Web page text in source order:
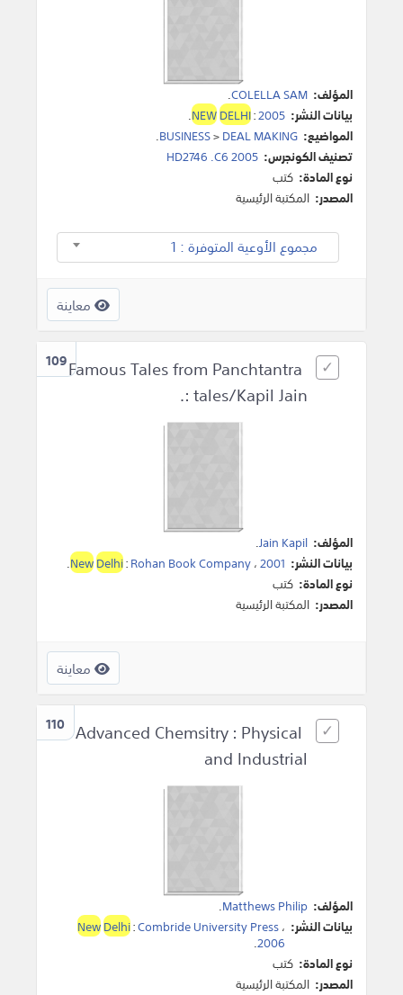
المؤلف: COLELLA SAM
.
بيانات النشر:
NEWDELHI:2005
.
المواضيع:
BUSINESS>DEAL MAKING
.
تصنيف الكونجرس: HD2746 .C6 2005
نوع المادة: كتب
المصدر: المكتبة الرئيسية
مجموع الأوعية المتوفرة : 1
معاينة
109Famous Tales from Panchtantra
: tales/Kapil Jain.
المؤلف: Jain Kapil
.
بيانات النشر:
NewDelhi:Rohan Book Company،2001
.
نوع المادة: كتب
المصدر: المكتبة الرئيسية
معاينة
110 Advanced Chemsitry : Physical
and Industrial
المؤلف: Matthews Philip
.
بيانات النشر:
NewDelhi:Combride University Press،
2006
.
نوع المادة: كتب
المصدر: المكتبة الرئيسية